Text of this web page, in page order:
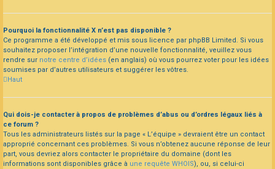
Pourquoi la fonctionnalité X n’est pas disponible ?
Ce programme a été développé et mis sous licence par phpBB Limited. Si vous
souhaitez proposer l’intégration d’une nouvelle fonctionnalité, veuillez vous
rendre sur notre centre d’idées (en anglais) où vous pourrez voter pour les idées
soumises par d’autres utilisateurs et suggérer les vôtres.
Haut
Qui dois-je contacter à propos de problèmes d’abus ou d’ordres légaux liés à
ce forum ?
Tous les administrateurs listés sur la page « L’équipe » devraient être un contact
approprié concernant ces problèmes. Si vous n’obtenez aucune réponse de leur
part, vous devriez alors contacter le propriétaire du domaine (dont les
informations sont disponibles grâce à une requête WHOIS), ou, si celui-ci